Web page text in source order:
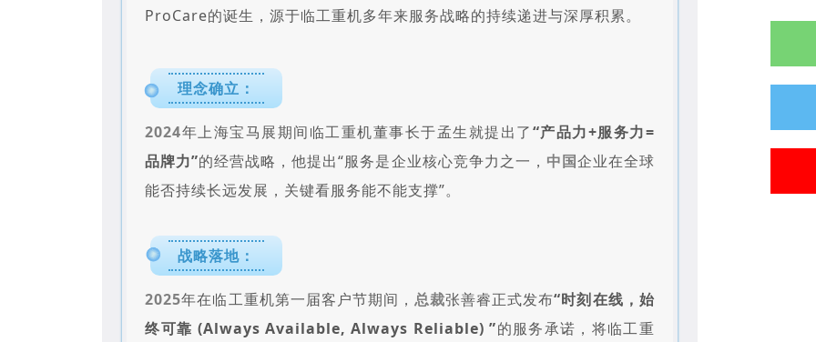
ProCare的诞生，源于临工重机多年来服务战略的持续递进与深厚积累。
理念确立：
2024年上海宝马展期间临工重机董事长于孟生就提出了“产品力+服务力=
品牌力”的经营战略，他提出“服务是企业核心竞争力之一， 中国企业在全球
能否持续长远发展，关键看服务能不能支撑”。
战略落地：
2025年在临工重机第一届客户节期间，总裁张善睿正式发布“时刻在线，始
终可靠 (Always Available, Always Reliable) ”的服务承诺，将临工重